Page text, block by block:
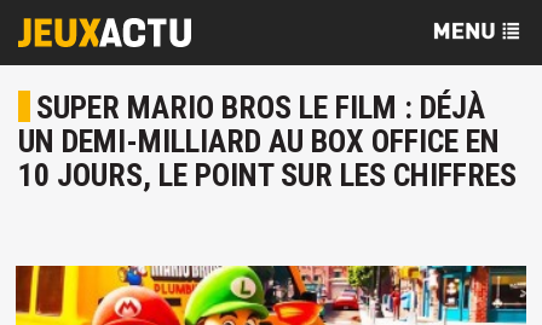
SUPER MARIO BROS LE FILM : DÉJÀ
UN DEMI-MILLIARD AU BOX OFFICE EN
10 JOURS, LE POINT SUR LES CHIFFRES